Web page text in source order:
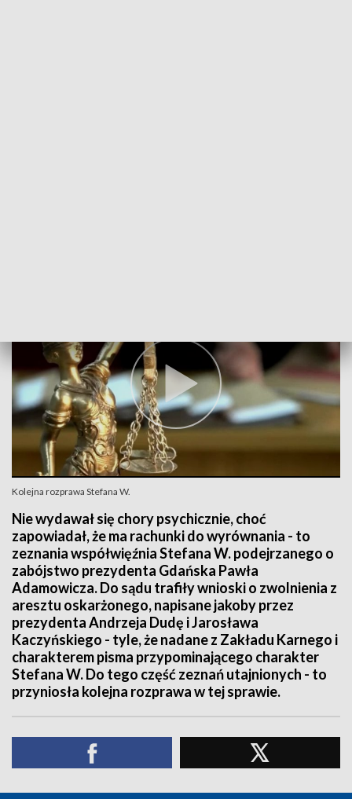
Kolejna rozprawa Stefana W.
Nie wydawał się chory psychicznie, choć
zapowiadał, że ma rachunki do wyrównania - to
zeznania współwięźnia Stefana W. podejrzanego o
zabójstwo prezydenta Gdańska Pawła
Adamowicza. Do sądu trafiły wnioski o zwolnienia z
aresztu oskarżonego, napisane jakoby przez
prezydenta Andrzeja Dudę i Jarosława
Kaczyńskiego - tyle, że nadane z Zakładu Karnego i
charakterem pisma przypominającego charakter
Stefana W. Do tego część zeznań utajnionych - to
przyniosła kolejna rozprawa w tej sprawie.